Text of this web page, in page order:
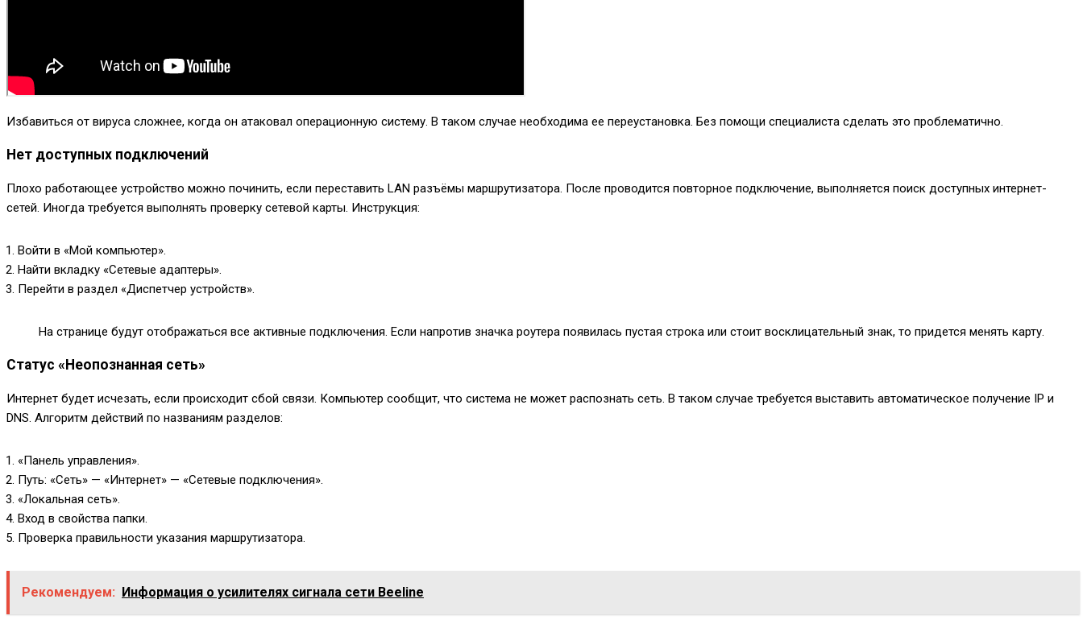
Избавиться от вируса сложнее, когда он атаковал операционную систему. В таком случае необходима ее переустановка. Без помощи специалиста сделать это проблематично.
Нет доступных подключений
Плохо работающее устройство можно починить, если переставить LAN разъёмы маршрутизатора. После проводится повторное подключение, выполняется поиск доступных интернет-
сетей. Иногда требуется выполнять проверку сетевой карты. Инструкция:
Войти в «Мой компьютер».
Найти вкладку «Сетевые адаптеры».
Перейти в раздел «Диспетчер устройств».
На странице будут отображаться все активные подключения. Если напротив значка роутера появилась пустая строка или стоит восклицательный знак, то придется менять карту.
Статус «Неопознанная сеть»
Интернет будет исчезать, если происходит сбой связи. Компьютер сообщит, что система не может распознать сеть. В таком случае требуется выставить автоматическое получение IP и
DNS. Алгоритм действий по названиям разделов:
«Панель управления».
Путь: «Сеть» — «Интернет» — «Сетевые подключения».
«Локальная сеть».
Вход в свойства папки.
Проверка правильности указания маршрутизатора.
Рекомендуем: Информация о усилителях сигнала сети Beeline